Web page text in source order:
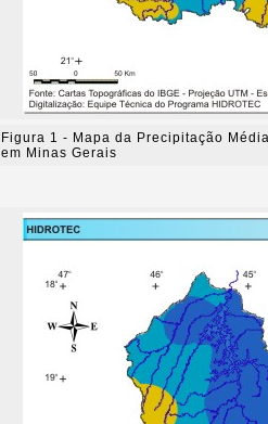
Figura 1 - Mapa da Precipitação
em Minas Gerais